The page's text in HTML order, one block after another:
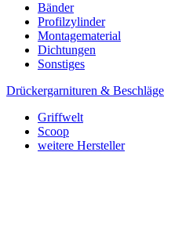
Bänder
Profilzylinder
Montagematerial
Dichtungen
Sonstiges
Drückergarnituren & Beschläge
Griffwelt
Scoop
weitere Hersteller